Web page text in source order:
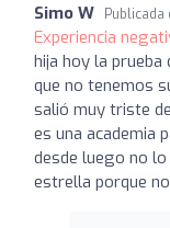
Simo W Publicada
Experiencia
hija hoy la prueba
que no tenemos
salió muy triste
es una academia
desde luego no
estrella porque